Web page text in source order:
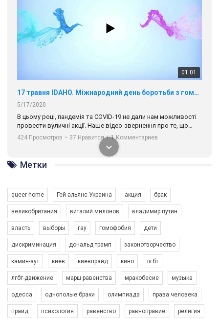
01:01
17 травня IDAHO. Міжнародний день боротьби з гомофобією трансфобією і біфобія.
5/17/2020
В цьому році, пандемія та COVІD-19 не дали нам можливості
провести вуличні акції. Наше відео-звернення про те, що
навіть коли ми у різних містах та не можемо зустрінеться, ми
разом. Ми закликаємо всіх хто поділяє цінності рівності та
солідарності, приєднатися до нас. Регіональні підрозділи
ГАУ є в 16 областях України.
Разом наш голос лунає гучніше!
424 Просмотров • 37 Нравится • 1 Комментариев
Зупинимо насильство проти ЛГБТ в Україні! Stop violence against LGBT in Ukraine!
6/30/2017
Емоційний та вражаючий промо-ролік на конкурс PACT, який
представляє програму "Гей-альянс Україна" з протидії
Метки
queer home Гей-альянс Украина акция брак
великобритания виталий милонов владимир путин
власть выборы гау гомофобия дети
дискриминация дональд трамп законотворчество
камин-аут киев киевпрайд кино лгбт
лгбт-движение марш равенства мракобесие музыка
одесса однополые браки олимпиада права человека
прайд психология равенство равноправие религия